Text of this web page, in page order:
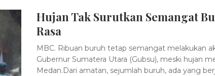
Hujan Tak Surutkan Semangat
Rasa
MBC. Ribuan buruh tetap semangat melakukan
Gubernur Sumatera Utara (Gubsu), meski hujan
Medan.Dari amatan, sejumlah buruh, ada yang